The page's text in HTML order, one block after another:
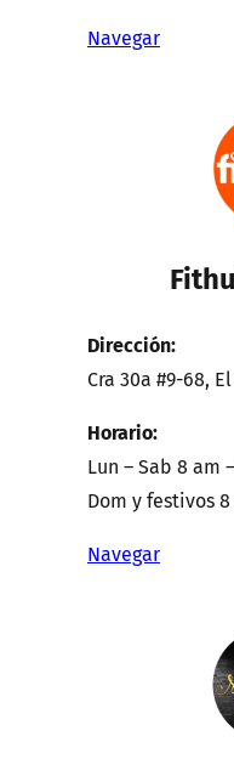
Navegar
Dirección:
Cra 30a #9-68,
Horario:
Lun – Sab 8 am
Dom y festivos
Navegar